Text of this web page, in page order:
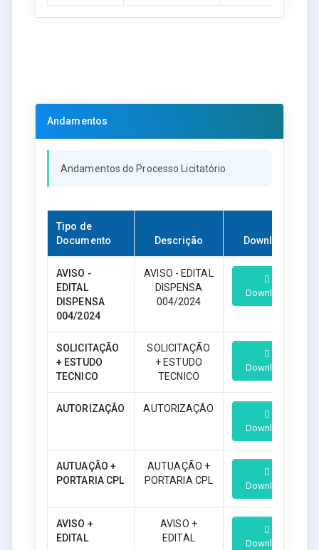
Andamentos
Andamentos do Processo Licitatório
Tipo de
Documento
Descrição Download
AVISO -
EDITAL
DISPENSA
004/2024
AVISO - EDITAL
DISPENSA
004/2024
Download
SOLICITAÇÃO
+ ESTUDO
TECNICO
SOLICITAÇÃO
+ ESTUDO
TECNICO
Download
AUTORIZAÇÃO AUTORIZAÇÃO
Download
AUTUAÇÃO +
PORTARIA CPL
AUTUAÇÃO +
PORTARIA CPL
Download
AVISO +
EDITAL
AVISO +
EDITAL
Download